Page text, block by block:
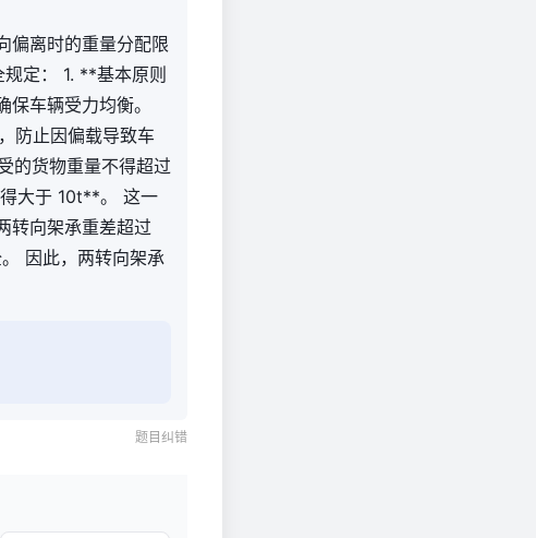
偏离时的重量分配限
定： 1. **基本原则
车辆受力均衡。
防止因偏载导致车
的货物重量不得超过
大于 10t**。 这一
转向架承重差超过
因此，两转向架承
题目纠错